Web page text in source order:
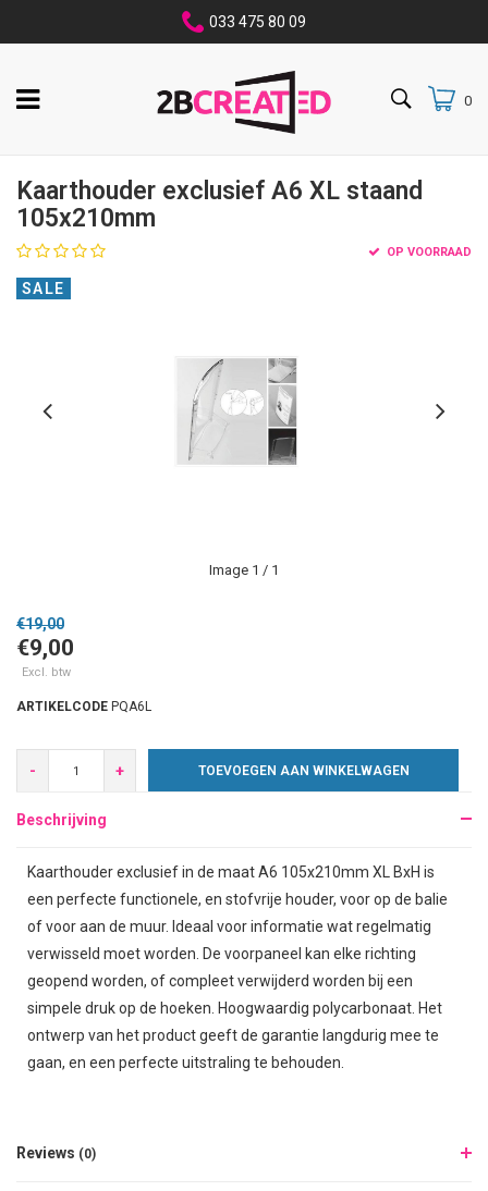
033 475 80 09
0
Kaarthouder exclusief A6 XL staand
105x210mm
OP VOORRAAD
SALE
Image 1 / 1
€19,00
€9,00
Excl. btw
ARTIKELCODE PQA6L
- + TOEVOEGEN AAN WINKELWAGEN
Beschrijving
Kaarthouder exclusief in de maat A6 105x210mm XL BxH is
een perfecte functionele, en stofvrije houder, voor op de balie
of voor aan de muur. Ideaal voor informatie wat regelmatig
verwisseld moet worden. De voorpaneel kan elke richting
geopend worden, of compleet verwijderd worden bij een
simpele druk op de hoeken. Hoogwaardig polycarbonaat. Het
ontwerp van het product geeft de garantie langdurig mee te
gaan, en een perfecte uitstraling te behouden.
Reviews (0)